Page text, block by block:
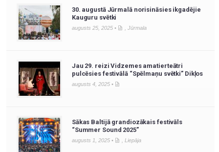
30. augustā Jūrmalā norisināsies ikgadējie
Kauguru svētki
augusts 25, 2025 • Jūrmala
Jau 29. reizi Vidzemes amatierteātri
pulcēsies festivālā “Spēlmaņu svētki” Dikļos
augusts 4, 2025 •
Sākas Baltijā grandiozākais festivāls
“Summer Sound 2025”
augusts 1, 2025 • Liepāja